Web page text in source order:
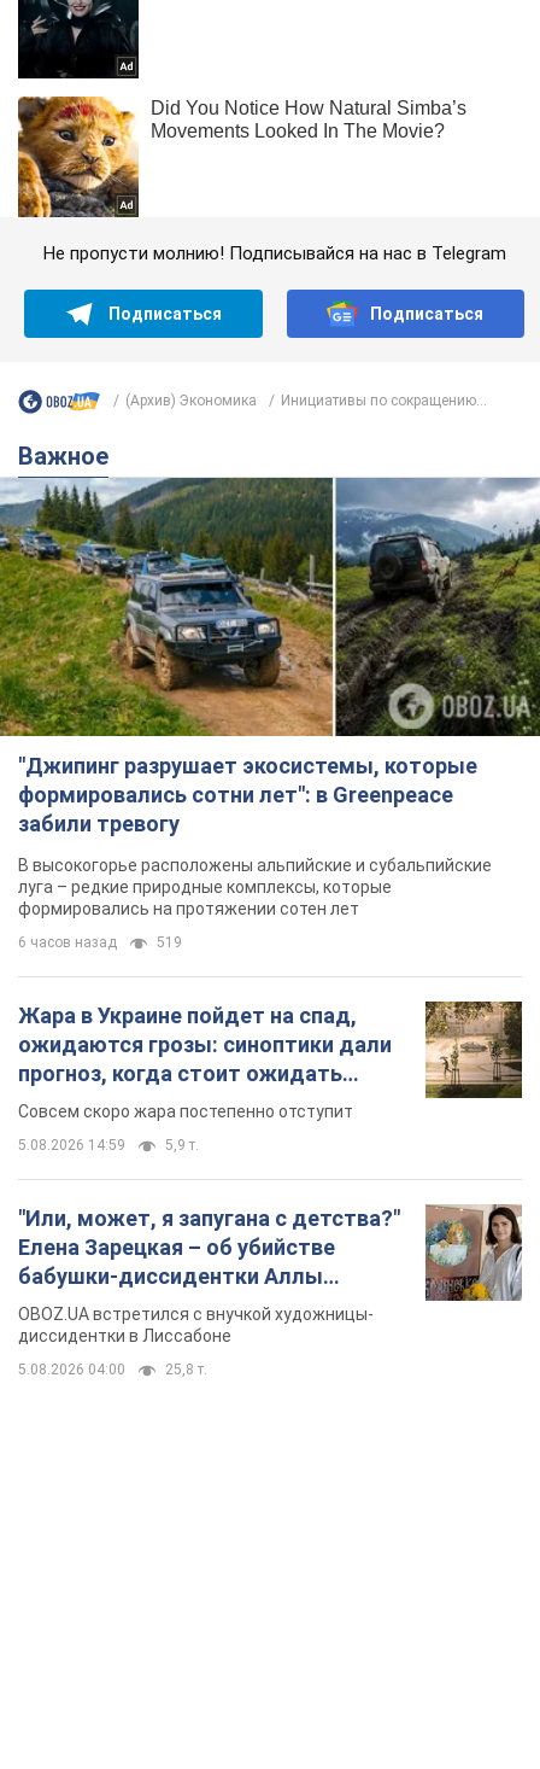
Не пропусти молнию! Подписывайся на нас в Telegram
Подписаться Подписаться
(Архив) Экономика Инициативы по сокращению...
Важное
"Джипинг разрушает экосистемы, которые
формировались сотни лет": в Greenpeace
забили тревогу
В высокогорье расположены альпийские и субальпийские
луга – редкие природные комплексы, которые
формировались на протяжении сотен лет
6 часов назад 519
Жара в Украине пойдет на спад,
ожидаются грозы: синоптики дали
прогноз, когда стоит ожидать
изменения погоды
Совсем скоро жара постепенно отступит
5.08.2026 14:59 5,9 т.
"Или, может, я запугана с детства?"
Елена Зарецкая – об убийстве
бабушки-диссидентки Аллы
Горской, критике сына Стуса и
бегстве в Португалию с пятью
детьми
OBOZ.UA встретился с внучкой художницы-
диссидентки в Лиссабоне
5.08.2026 04:00 25,8 т.